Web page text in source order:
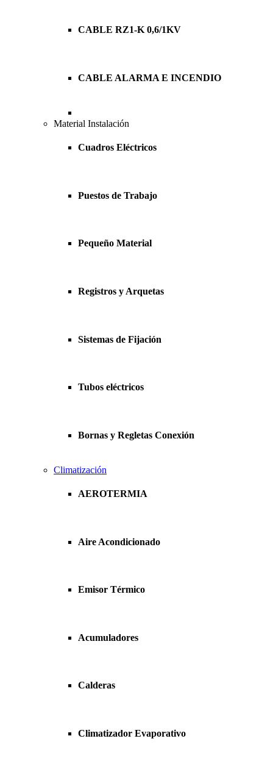
CABLE RZ1-K 0,6/1KV
CABLE ALARMA E INCENDIO
Material Instalación
Cuadros Eléctricos
Puestos de Trabajo
Pequeño Material
Registros y Arquetas
Sistemas de Fijación
Tubos eléctricos
Bornas y Regletas Conexión
Climatización
AEROTERMIA
Aire Acondicionado
Emisor Térmico
Acumuladores
Calderas
Climatizador Evaporativo